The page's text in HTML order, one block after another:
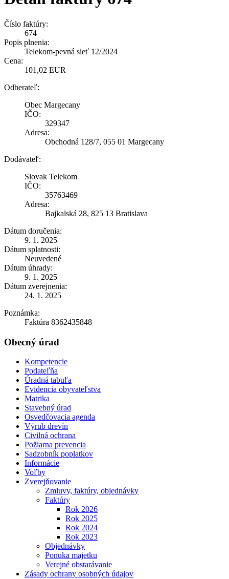
Číslo faktúry:
674
Popis plnenia:
Telekom-pevná sieť 12/2024
Cena:
101,02 EUR
Odberateľ:
Obec Margecany
IČO:
329347
Adresa:
Obchodná 128/7, 055 01 Margecany
Dodávateľ:
Slovak Telekom
IČO:
35763469
Adresa:
Bajkalská 28, 825 13 Bratislava
Dátum doručenia:
9. 1. 2025
Dátum splatnosti:
Neuvedené
Dátum úhrady:
9. 1. 2025
Dátum zverejnenia:
24. 1. 2025
Poznámka:
Faktúra 8362435848
Obecný úrad
Kompetencie
Podateľňa
Úradná tabuľa
Evidencia obyvateľstva
Matrika
Stavebný úrad
Osvedčovacia agenda
Výrub drevín
Civilná ochrana
Požiarna prevencia
Sadzobník poplatkov
Informácie
Voľby
Zverejňovanie
Zmluvy, faktúry, objednávky
Faktúry
Rok 2026
Rok 2025
Rok 2024
Rok 2023
Objednávky
Ponuka majetku
Verejné obstarávanie
Zásady ochrany osobných údajov